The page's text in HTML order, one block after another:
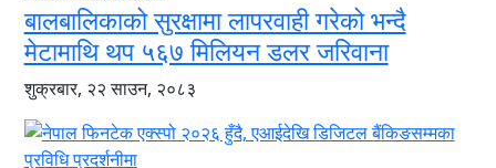
बालबालिकाको सुरक्षामा लापरवाही गरेको भन्दै
मेटामाथि थप ५६७ मिलियन डलर जरिवाना
शुक्रबार, २२ साउन, २०८३